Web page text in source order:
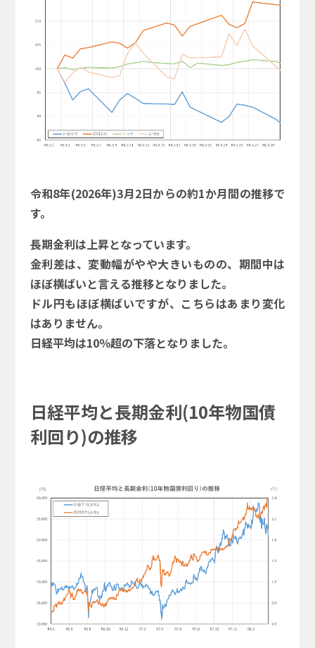
令和8年(2026年)3月2日からの約1か月間の推移で
す。
長期金利は上昇となっています。
金利差は、変動幅がやや大きいものの、期間中は
ほぼ横ばいと言える推移となりました。
ドル円もほぼ横ばいですが、こちらはあまり変化
はありません。
日経平均は10％超の下落となりました。
日経平均と長期金利(10年物国債
利回り)の推移